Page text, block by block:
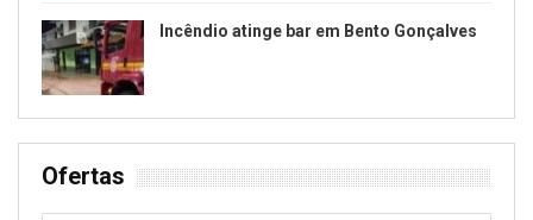
Incêndio atinge bar em Bento Gonçalves
Ofertas